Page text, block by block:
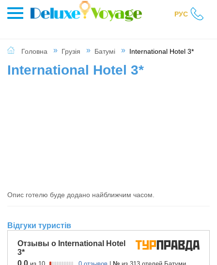
РУС
Головна Грузія Батумі International Hotel 3*
International Hotel 3*
Опис готелю буде додано найближчим часом.
Відгуки туристів